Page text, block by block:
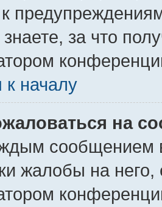
за что
к началу
на
сообщением
жалобы на